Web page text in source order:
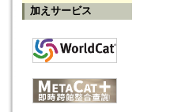
加えサービス